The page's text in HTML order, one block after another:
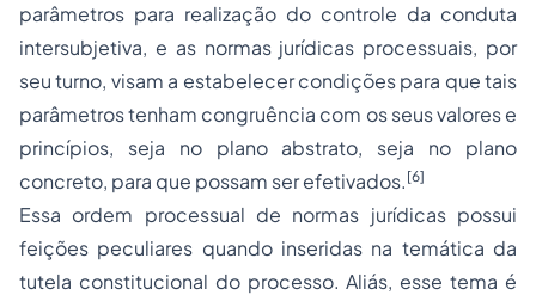
parâmetros para realização do controle da conduta
intersubjetiva, e as normas jurídicas processuais, por
seu turno, visam a estabelecer condições para que tais
parâmetros tenham congruência com os seus valores e
princípios, seja no plano abstrato, seja no plano
concreto, para que possam ser efetivados. [6]
Essa ordem processual de normas jurídicas possui
feições peculiares quando inseridas na temática da
tutela constitucional do processo. Aliás, esse tema é